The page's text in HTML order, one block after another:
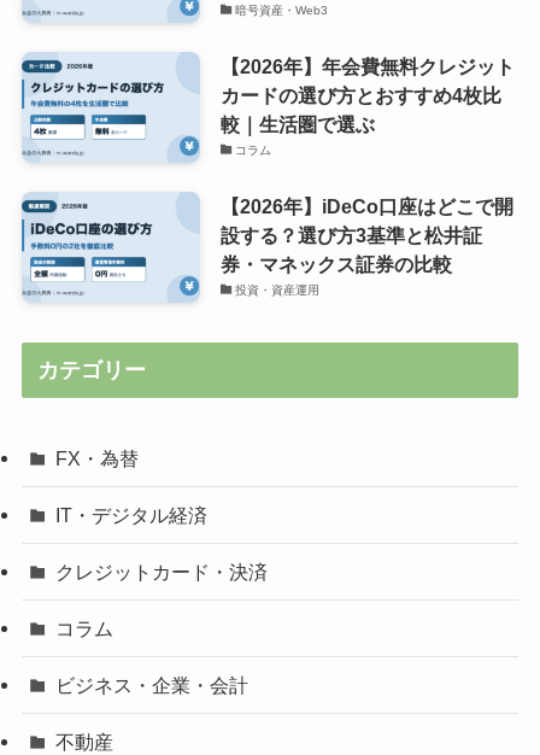
暗号資産・Web3
【2026年】年会費無料クレジット
カードの選び方とおすすめ4枚比
較｜生活圏で選ぶ
コラム
【2026年】iDeCo口座はどこで開
設する？選び方3基準と松井証
券・マネックス証券の比較
投資・資産運用
カテゴリー
FX・為替
IT・デジタル経済
クレジットカード・決済
コラム
ビジネス・企業・会計
不動産